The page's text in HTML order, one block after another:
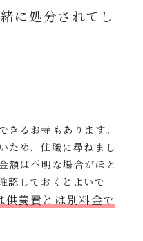
に処分されてし
きるお寺もあります。
ため、住職に尋ねまし
額は不明な場合がほと
認しておくとよいで
供養費とは別料金で